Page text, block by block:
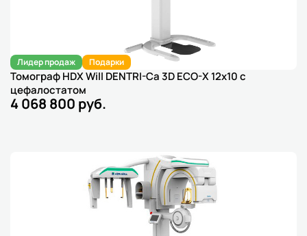
Лидер продаж Подарки
Томограф HDX Will DENTRI-Ca 3D ECO-X 12x10 с
цефалостатом
4 068 800 руб.